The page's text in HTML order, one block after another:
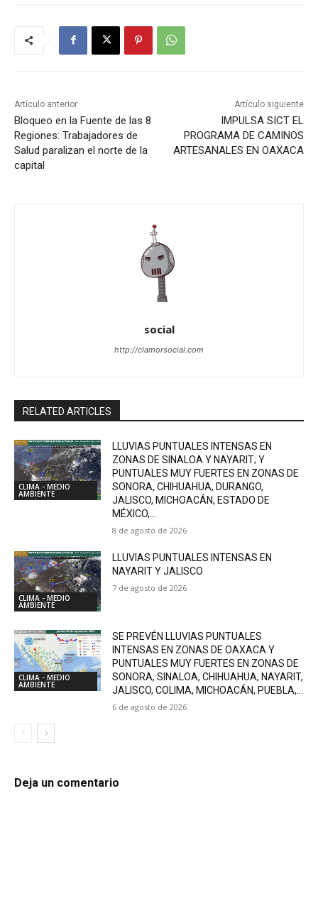
Artículo anterior
Bloqueo en la Fuente de las 8
Regiones: Trabajadores de
Salud paralizan el norte de la
capital
Artículo siguiente
IMPULSA SICT EL
PROGRAMA DE CAMINOS
ARTESANALES EN OAXACA
social
http://clamorsocial.com
RELATED ARTICLES
CLIMA - MEDIO
AMBIENTE
LLUVIAS PUNTUALES INTENSAS EN
ZONAS DE SINALOA Y NAYARIT; Y
PUNTUALES MUY FUERTES EN ZONAS DE
SONORA, CHIHUAHUA, DURANGO,
JALISCO, MICHOACÁN, ESTADO DE
MÉXICO,...
8 de agosto de 2026
CLIMA - MEDIO
AMBIENTE
LLUVIAS PUNTUALES INTENSAS EN
NAYARIT Y JALISCO
7 de agosto de 2026
CLIMA - MEDIO
AMBIENTE
SE PREVÉN LLUVIAS PUNTUALES
INTENSAS EN ZONAS DE OAXACA Y
PUNTUALES MUY FUERTES EN ZONAS DE
SONORA, SINALOA, CHIHUAHUA, NAYARIT,
JALISCO, COLIMA, MICHOACÁN, PUEBLA,...
6 de agosto de 2026
Deja un comentario